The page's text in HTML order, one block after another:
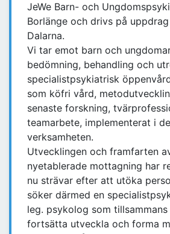
JeWe Barn- och
Borlänge och drivs på
Dalarna.
Vi tar emot barn och
bedömning, behandling och
specialistpsykiatrisk
som köfri vård,
senaste forskning,
teamarbete, implementerat i
verksamheten.
Utvecklingen och framfarten
nyetablerade mottagning har
nu strävar efter att utöka
söker därmed en
leg. psykolog som
fortsätta utveckla och forma